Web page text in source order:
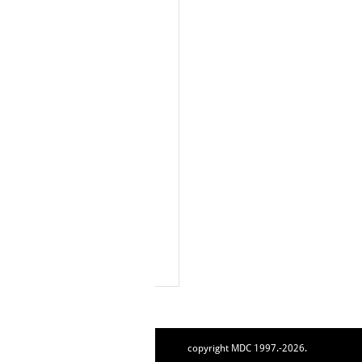
copyright MDC 1997.-2026.